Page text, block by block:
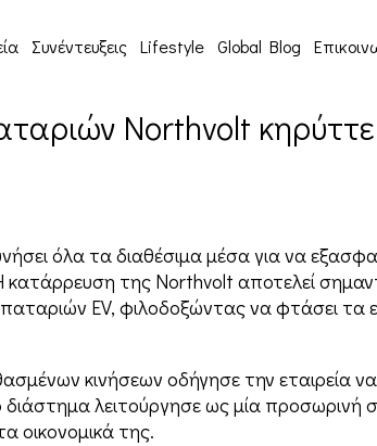
Συνέντευξεις Lifestyle Global Blog
Northvolt
όλα τα διαθέσιμα μέσα για να
κατάρρευση της Northvolt αποτελεί
EV, φιλοδοξώντας να φτάσει τα
κινήσεων οδήγησε την εταιρεία
λειτούργησε ως μία προσωρινή
οικονομικά της.